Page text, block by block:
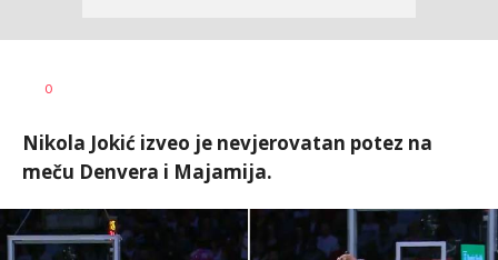
0
Nikola Jokić izveo je nevjerovatan potez na
meču Denvera i Majamija.